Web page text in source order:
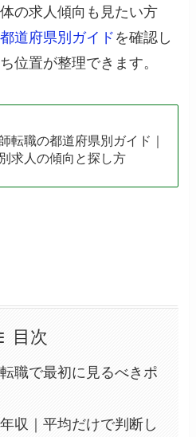
の求人傾向も見たい方
道府県別ガイド を確認し
位置が整理できます。
転職の都道府県別ガイド｜
求人の傾向と探し方
目次
職で最初に見るべきポ
収｜平均だけで判断し